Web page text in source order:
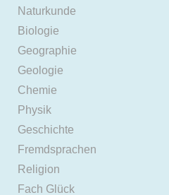
Naturkunde
Biologie
Geographie
Geologie
Chemie
Physik
Geschichte
Fremdsprachen
Religion
Fach Glück